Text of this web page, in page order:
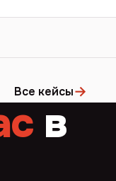
Все кейсы→
в